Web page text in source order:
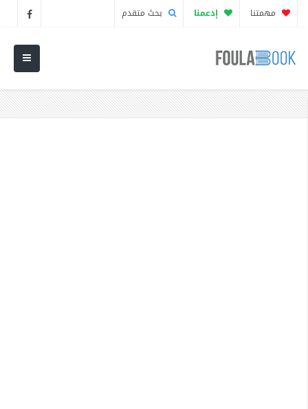
مهمتنا إدعمنا بحث متقدم